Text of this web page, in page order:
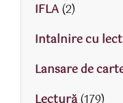
IFLA(2)
Intalnire cu
Lansare de